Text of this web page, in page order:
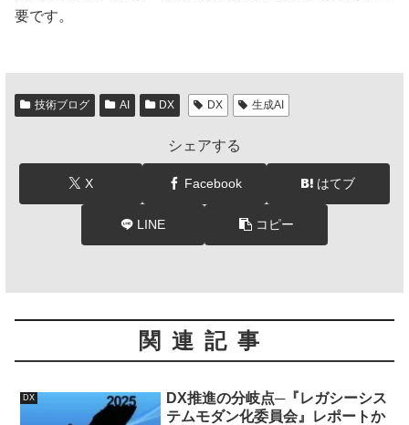
要です。
技術ブログ AI DX DX 生成AI
シェアする
X Facebook はてブ
LINE コピー
関連記事
DX
DX推進の分岐点─『レガシーシス
テムモダン化委員会』レポートか